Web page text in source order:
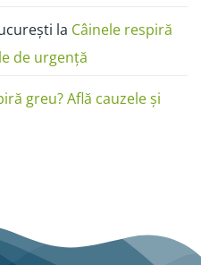
la Câinele respiră
de urgență
greu? Află cauzele și